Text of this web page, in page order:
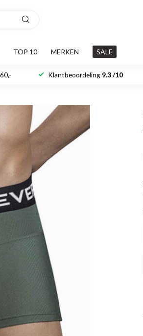
TOP 10 MERKEN SALE
Klantbeoordeling 9.3 /10